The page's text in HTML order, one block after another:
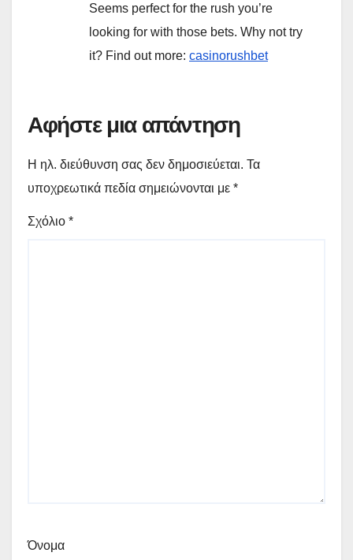
Seems perfect for the rush you’re
looking for with those bets. Why not try
it? Find out more: casinorushbet
Αφήστε μια απάντηση
Η ηλ. διεύθυνση σας δεν δημοσιεύεται. Τα
υποχρεωτικά πεδία σημειώνονται με *
Σχόλιο *
Όνομα